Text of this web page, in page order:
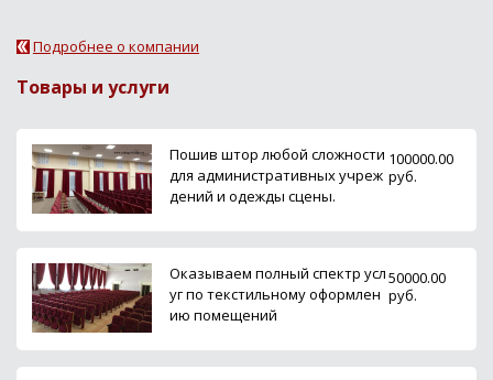
Подробнее о компании
Товары и услуги
Пошив штор любой сложности
для административных учреж
дений и одежды сцены.
100000.00
руб.
Оказываем полный спектр усл
уг по текстильному оформлен
ию помещений
50000.00
руб.